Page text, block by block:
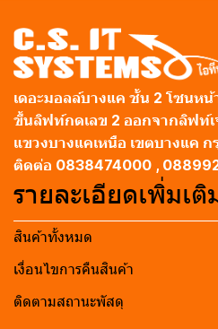
เดอะมอลล์บางแค ชั้น 2 โซนหน้
ขึ้นลิฟท์กดเลข 2 ออกจากลิฟท์เ
แขวงบางแคเหนือ เขตบางแค ก
ติดต่อ 0838474000 ,
รายละเอียดเพิ่มเติ
สินค้าทั้งหมด
เงื่อนไขการคืนสินค้า
ติดตามสถานะพัสดุ